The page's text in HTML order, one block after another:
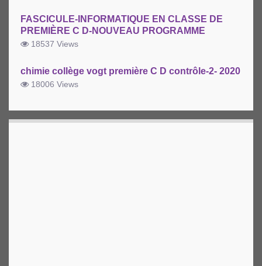
FASCICULE-INFORMATIQUE EN CLASSE DE
PREMIÈRE C D-NOUVEAU PROGRAMME
18537 Views
chimie collège vogt première C D contrôle-2- 2020
18006 Views